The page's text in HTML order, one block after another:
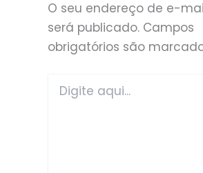
O seu endereço de e-
será publicado. Campos
obrigatórios são
aqui...